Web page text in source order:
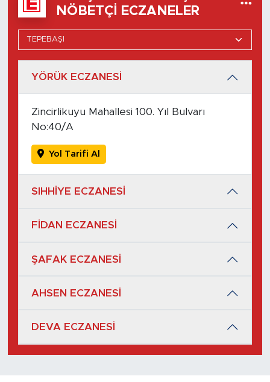
NÖBETÇI ECZANELER
YÖRÜK ECZANESİ
Zincirlikuyu Mahallesi 100. Yıl Bulvarı
No:40/A
Yol Tarifi Al
SIHHİYE ECZANESİ
FİDAN ECZANESİ
ŞAFAK ECZANESİ
AHSEN ECZANESİ
DEVA ECZANESİ